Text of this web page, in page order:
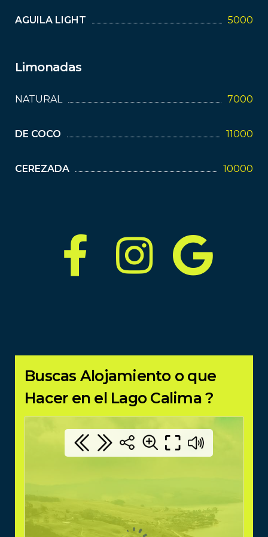
AGUILA LIGHT 5000
Limonadas
NATURAL 7000
DE COCO 11000
CEREZADA 10000
Buscas Alojamiento o que
Hacer en el Lago Calima ?